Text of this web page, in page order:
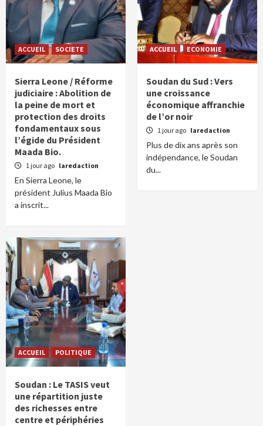
ACCUEIL SOCIETE
Sierra Leone / Réforme
judiciaire : Abolition de
la peine de mort et
protection des droits
fondamentaux sous
l’égide du Président
Maada Bio.
1 jour ago laredaction
En Sierra Leone, le
président Julius Maada Bio
a inscrit...
ACCUEIL ECONOMIE
Soudan du Sud : Vers
une croissance
économique affranchie
de l’or noir
1 jour ago laredaction
Plus de dix ans après son
indépendance, le Soudan
du...
ACCUEIL POLITIQUE
Soudan : Le TASIS veut
une répartition juste
des richesses entre
centre et périphéries